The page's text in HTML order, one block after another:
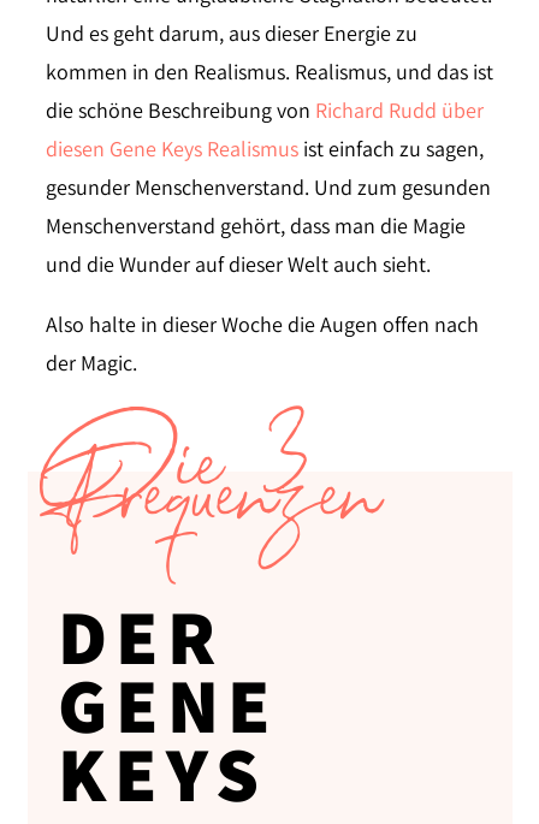
Und es geht darum, aus dieser Energie zu
kommen in den Realismus. Realismus, und das ist
die schöne Beschreibung von Richard Rudd über
diesen Gene Keys Realismus ist einfach zu sagen,
gesunder Menschenverstand. Und zum gesunden
Menschenverstand gehört, dass man die Magie
und die Wunder auf dieser Welt auch sieht.
Also halte in dieser Woche die Augen offen nach
der Magic.
Die 3
Frequenzen
DER
GENE
KEYS